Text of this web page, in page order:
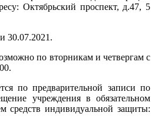
Октябрьский проспект, д.47, 5
30.07.2021.
по вторникам и четвергам с
по предварительной записи по
учреждения в обязательном
средств индивидуальной защиты: